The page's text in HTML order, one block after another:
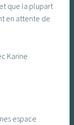
que la plupart
en attente de
Karine
espace